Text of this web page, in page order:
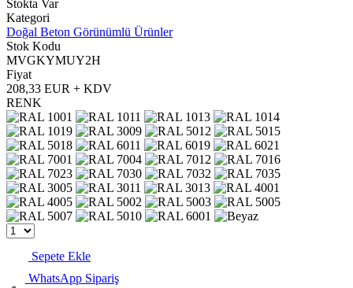
Stokta Var
Kategori
Doğal Beton Görünümlü Ürünler
Stok Kodu
MVGKYMUY2H
Fiyat
208,33 EUR + KDV
RENK
Sepete Ekle
WhatsApp Sipariş